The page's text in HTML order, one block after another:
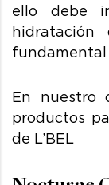
ello debe
fundamental
En nuestro
productos
de L’BEL